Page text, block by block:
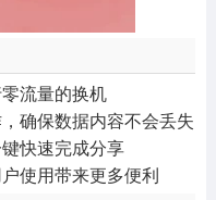
流量的换机
确保数据内容不会丢失
快速完成分享
使用带来更多便利